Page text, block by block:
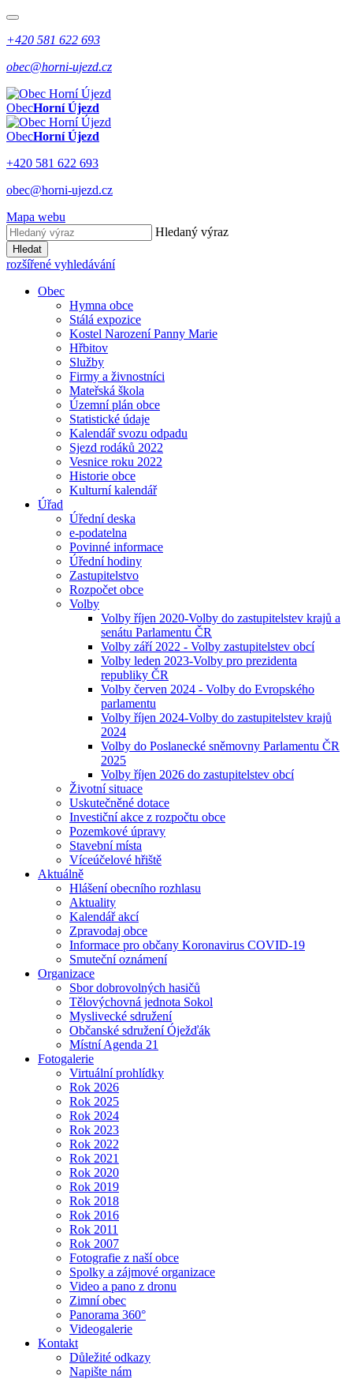
+420 581 622 693
obec@horni-ujezd.cz
ObecHorní Újezd
ObecHorní Újezd
+420 581 622 693
obec@horni-ujezd.cz
Mapa webu
Hledaný výraz
Hledat
rozšířené vyhledávání
Obec
Hymna obce
Stálá expozice
Kostel Narození Panny Marie
Hřbitov
Služby
Firmy a živnostníci
Mateřská škola
Územní plán obce
Statistické údaje
Kalendář svozu odpadu
Sjezd rodáků 2022
Vesnice roku 2022
Historie obce
Kulturní kalendář
Úřad
Úřední deska
e-podatelna
Povinné informace
Úřední hodiny
Zastupitelstvo
Rozpočet obce
Volby
Volby říjen 2020-Volby do zastupitelstev krajů a
senátu Parlamentu ČR
Volby září 2022 - Volby zastupitelstev obcí
Volby leden 2023-Volby pro prezidenta
republiky ČR
Volby červen 2024 - Volby do Evropského
parlamentu
Volby říjen 2024-Volby do zastupitelstev krajů
2024
Volby do Poslanecké sněmovny Parlamentu ČR
2025
Volby říjen 2026 do zastupitelstev obcí
Životní situace
Uskutečněné dotace
Investiční akce z rozpočtu obce
Pozemkové úpravy
Stavební místa
Víceúčelové hřiště
Aktuálně
Hlášení obecního rozhlasu
Aktuality
Kalendář akcí
Zpravodaj obce
Informace pro občany Koronavirus COVID-19
Smuteční oznámení
Organizace
Sbor dobrovolných hasičů
Tělovýchovná jednota Sokol
Myslivecké sdružení
Občanské sdružení Óježďák
Místní Agenda 21
Fotogalerie
Virtuální prohlídky
Rok 2026
Rok 2025
Rok 2024
Rok 2023
Rok 2022
Rok 2021
Rok 2020
Rok 2019
Rok 2018
Rok 2016
Rok 2011
Rok 2007
Fotografie z naší obce
Spolky a zájmové organizace
Video a pano z dronu
Zimní obec
Panorama 360°
Videogalerie
Kontakt
Důležité odkazy
Napište nám